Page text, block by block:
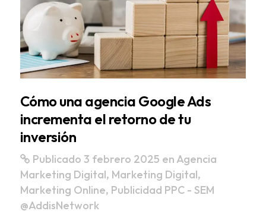
Cómo una agencia Google Ads
incrementa el retorno de tu
inversión
Publicado 3 febrero 2025 en Agencia
Marketing Digital, Marketing Digital,
Marketing Online, Publicidad PPC - SEM
@AddisNetwork